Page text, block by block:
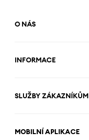
O NÁS
INFORMACE
SLUŽBY ZÁKAZNÍKŮM
MOBILNÍ APLIKACE